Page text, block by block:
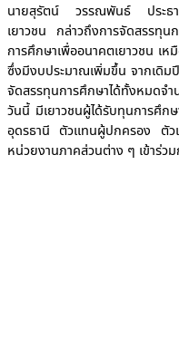
นายสุรัตน์ วรรณพันธ์ ประธา
เยาวชน กล่าวถึงการจัดสรรทุ
การศึกษาเพื่ออนาคตเยาวชน เ
ซึ่งมีงบประมาณเพิ่มขึ้น จากเดิม
จัดสรรทุนการศึกษาได้ทั้งหมดจ
วันนี้ มีเยาวชนผู้ได้รับทุนการศึ
อุดรธานี ตัวแทนผู้ปกครอง ตัว
หน่วยงานภาคส่วนต่าง ๆ เข้าร่